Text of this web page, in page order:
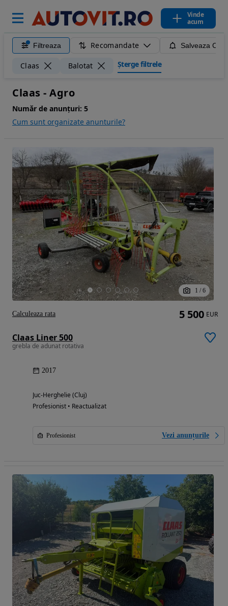
Vinde
acum
Filtreaza Recomandate Salveaza
Claas Balotat Șterge filtrele
Claas - Agro
Număr de anunțuri: 5
Cum sunt organizate anunturile?
1 / 6
Claas Liner 500
grebla de adunat rotativa
2017
Juc-Herghelie (Cluj)
Profesionist • Reactualizat
Profesionist Vezi anunțurile
5 500 EUR
Calculeaza rata